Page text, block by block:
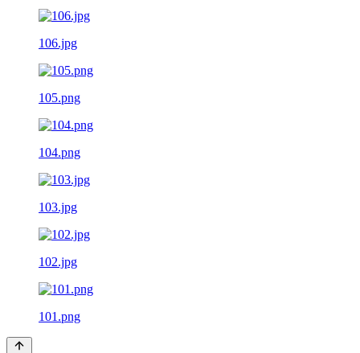
106.jpg
105.png
104.png
103.jpg
102.jpg
101.png